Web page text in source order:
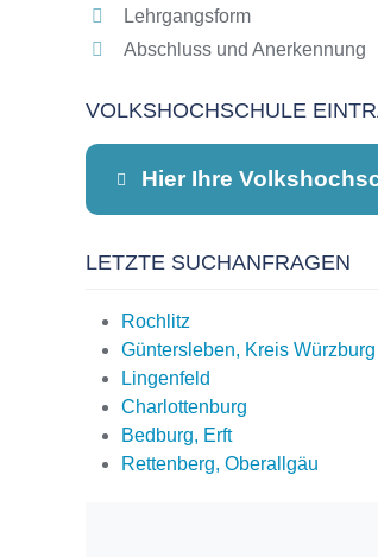
Lehrgangsform
Abschluss und Anerkennung
VOLKSHOCHSCHULE
Hier Ihre
LETZTE SUCHANFRAGEN
Rochlitz
Güntersleben, Kreis Würzburg
Lingenfeld
Charlottenburg
Bedburg, Erft
Rettenberg, Oberallgäu